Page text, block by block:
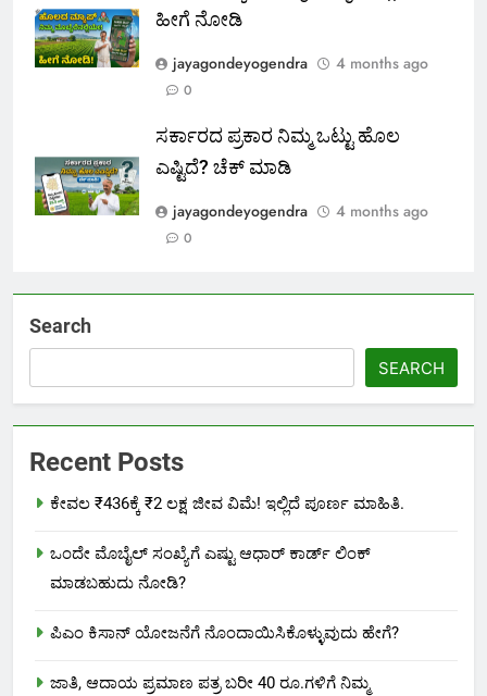
ಹೀಗೆ ನೋಡಿ
jayagondeyogendra
4 months ago
0
ಸರ್ಕಾರದ ಪ್ರಕಾರ ನಿಮ್ಮ ಒಟ್ಟು ಹೊಲ
ಎಷ್ಟಿದೆ? ಚೆಕ್ ಮಾಡಿ
jayagondeyogendra
4 months ago
0
Search
SEARCH
Recent Posts
ಕೇವಲ ₹436ಕ್ಕೆ ₹2 ಲಕ್ಷ ಜೀವ ವಿಮೆ! ಇಲ್ಲಿದೆ ಪೂರ್ಣ ಮಾಹಿತಿ.
ಒಂದೇ ಮೊಬೈಲ್ ಸಂಖ್ಯೆಗೆ ಎಷ್ಟು ಆಧಾರ್ ಕಾರ್ಡ್ ಲಿಂಕ್
ಮಾಡಬಹುದು ನೋಡಿ?
ಪಿಎಂ ಕಿಸಾನ್ ಯೋಜನೆಗೆ ನೊಂದಾಯಿಸಿಕೊಳ್ಳುವುದು ಹೇಗೆ?
ಜಾತಿ, ಆದಾಯ ಪ್ರಮಾಣ ಪತ್ರ ಬರೀ 40 ರೂ.ಗಳಿಗೆ ನಿಮ್ಮ